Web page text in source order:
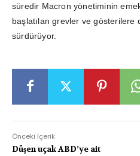
süredir Macron yönetiminin
başlatılan grevler ve gösterilere
sürdürüyor.
Önceki İçerik
Düşen uçak ABD’ye ait